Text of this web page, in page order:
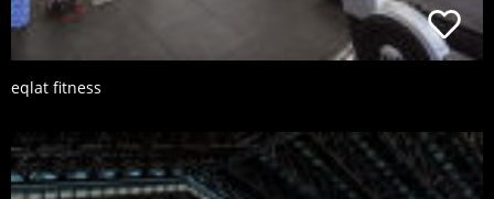
eqlat fitness